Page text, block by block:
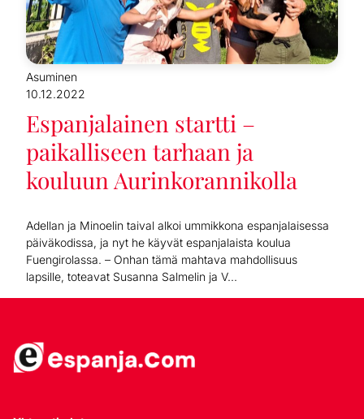
Asuminen
10.12.2022
Espanjalainen startti –
paikalliseen tarhaan ja
kouluun Aurinkorannikolla
Adellan ja Minoelin taival alkoi ummikkona espanjalaisessa
päiväkodissa, ja nyt he käyvät espanjalaista koulua
Fuengirolassa. – Onhan tämä mahtava mahdollisuus
lapsille, toteavat Susanna Salmelin ja V...